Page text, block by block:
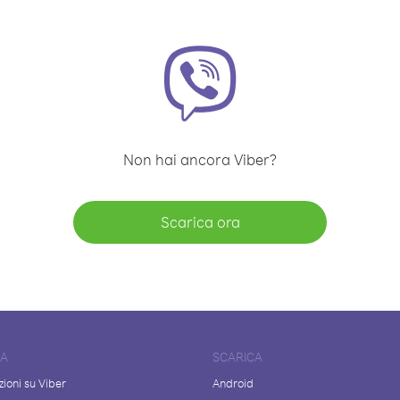
Non hai ancora Viber?
Scarica ora
su Viber
SCARICA
Android